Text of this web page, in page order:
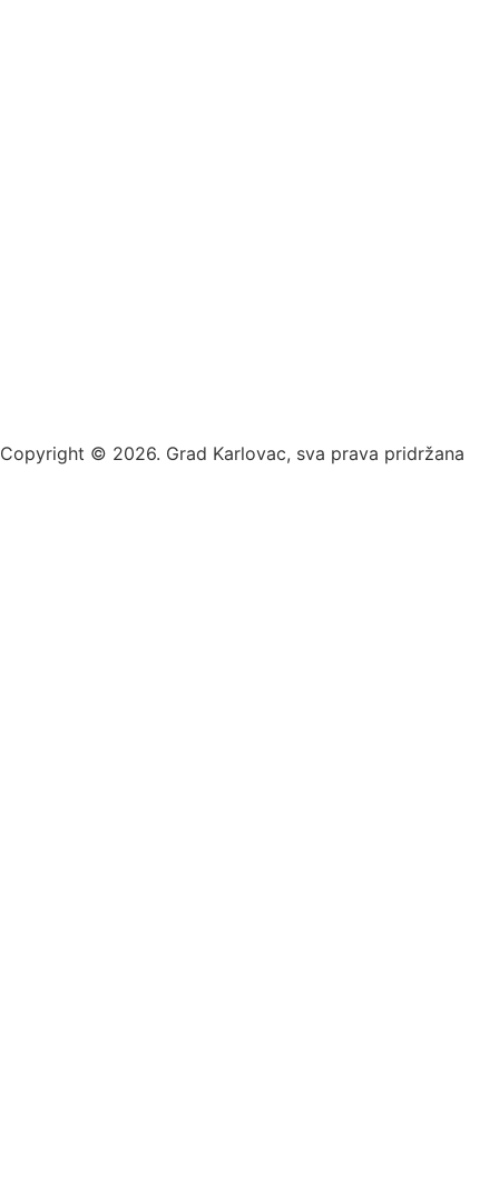
Copyright © 2026. Grad Karlovac, sva prava pridržana